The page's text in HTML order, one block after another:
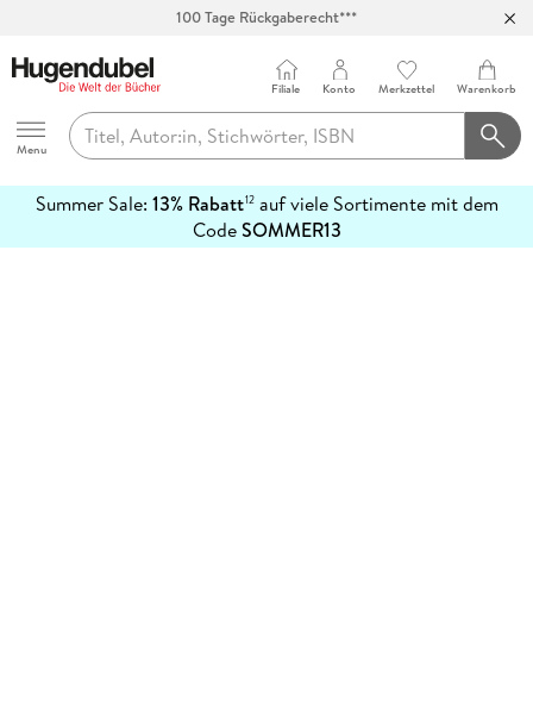
100 Tage Rückgaberecht***
Hugendubel
Menu
Filiale Konto Merkzettel Warenkorb
Summer Sale: 13% Rabatt12auf viele Sortimente mit dem
CodeSOMMER13
erfahren